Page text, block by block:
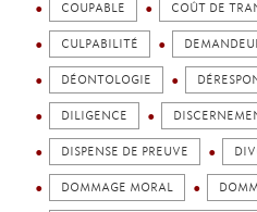
COUPABLE COÛT DE
CULPABILITÉ
DÉONTOLOGIE
DILIGENCE
DISPENSE DE PREUVE
DOMMAGE MORAL